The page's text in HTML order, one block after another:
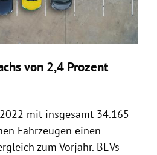
von 2,4 Prozent
mit insgesamt 34.165
Fahrzeugen einen
zum Vorjahr. BEVs